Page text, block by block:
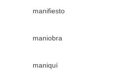
manifiesto
maniobra
maniquí